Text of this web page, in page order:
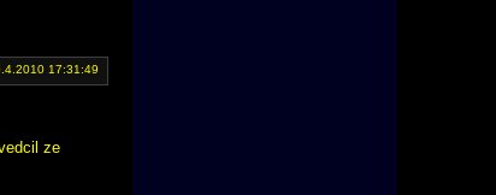
17:31:49
ze